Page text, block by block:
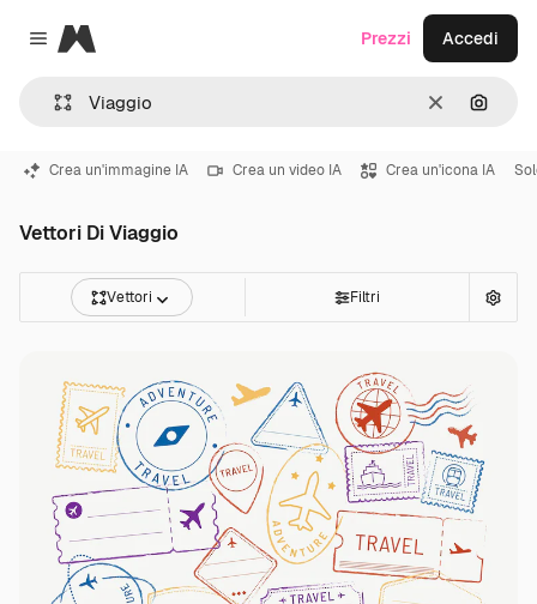
Close menu
Magnific
CancellaCerca
Prezzi Accedi
Crea un'immagine IA Crea un video IA Crea un'icona IA
Vettori Di Viaggio
Vettori Filtri